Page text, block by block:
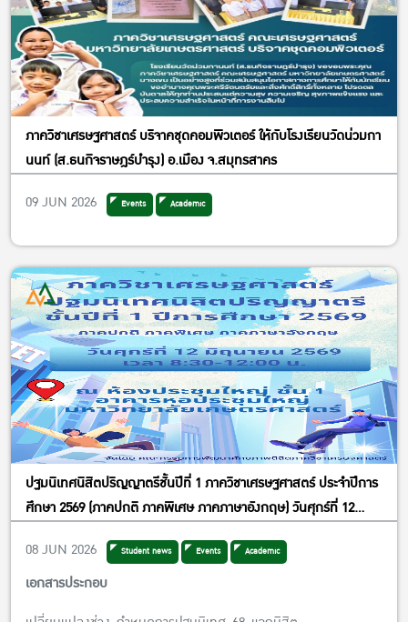
ภาควิชาเศรษฐศาสตร์ บริจาคชุดคอมพิวเตอร์ ให้กับโรงเรียนวัดน่วมกา
นนท์ (ส.ธนกิจราษฎร์บำรุง) อ.เมือง จ.สมุทรสาคร
09 JUN 2026
Events Academic
ปฐมนิเทศนิสิตปริญญาตรีชั้นปีที่ 1 ภาควิชาเศรษฐศาสตร์ ประจำปีการ
ศึกษา 2569 (ภาคปกติ ภาคพิเศษ ภาคภาษาอังกฤษ) วันศุกร์ที่ 12
หอประชุมใหญ่ มหาวิทยาลัยเกษตรศาสตร์ (สระพระพิรุณ ด้าน
ถ.พหลโยธิน)
08 JUN 2026 Student news Events Academic
เอกสารประกอบ